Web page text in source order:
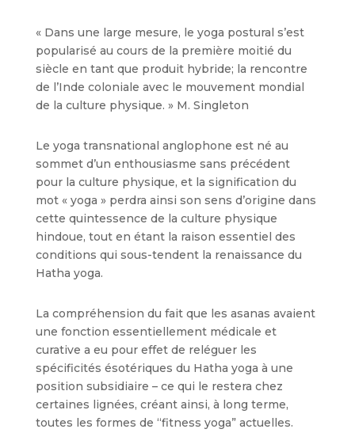
« Dans une large mesure, le yoga postural s’est
popularisé au cours de la première moitié du
siècle en tant que produit hybride; la rencontre
de l’Inde coloniale avec le mouvement mondial
de la culture physique. » M. Singleton
Le yoga transnational anglophone est né au
sommet d’un enthousiasme sans précédent
pour la culture physique, et la signification du
mot « yoga » perdra ainsi son sens d’origine dans
cette quintessence de la culture physique
hindoue, tout en étant la raison essentiel des
conditions qui sous-tendent la renaissance du
Hatha yoga.
La compréhension du fait que les asanas avaient
une fonction essentiellement médicale et
curative a eu pour effet de reléguer les
spécificités ésotériques du Hatha yoga à une
position subsidiaire – ce qui le restera chez
certaines lignées, créant ainsi, à long terme,
toutes les formes de “fitness yoga” actuelles.